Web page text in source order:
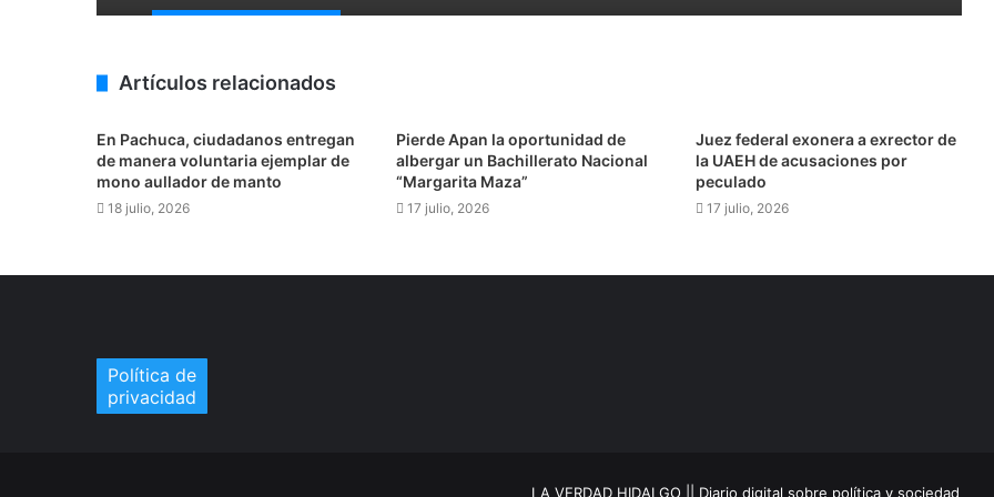
Artículos relacionados
En Pachuca, ciudadanos entregan
de manera voluntaria ejemplar de
mono aullador de manto
18 julio, 2026
Pierde Apan la oportunidad de
albergar un Bachillerato Nacional
“Margarita Maza”
17 julio, 2026
Juez federal exonera a exrector de
la UAEH de acusaciones por
peculado
17 julio, 2026
Política de
privacidad
LA VERDAD HIDALGO || Diario digital sobre política y sociedad